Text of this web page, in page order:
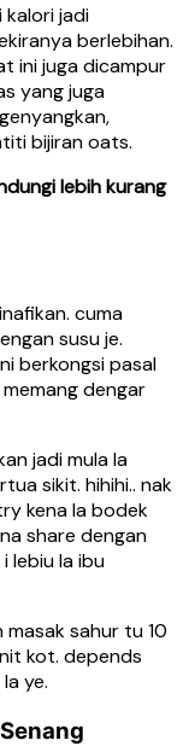
kalori jadi
berlebihan.
ini juga dicampur
yang juga
bijiran oats.
lebih kurang
cuma
susu je.
berkongsi pasal
dengar
jadi mula la
sikit. hihihi.. nak
kena la bodek
share dengan
lebiu la ibu
masak sahur tu 10
kot. depends
ye.